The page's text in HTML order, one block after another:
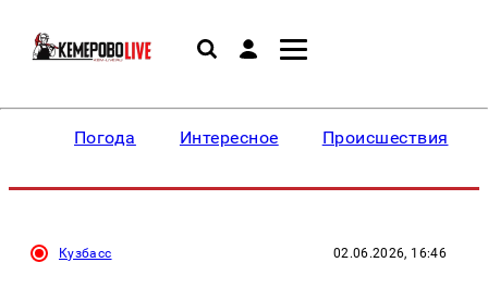
Погода Интересное Происшествия
Кузбасс 02.06.2026, 16:46